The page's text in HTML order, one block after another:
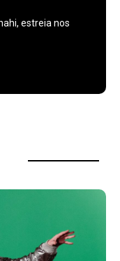
estreia nos